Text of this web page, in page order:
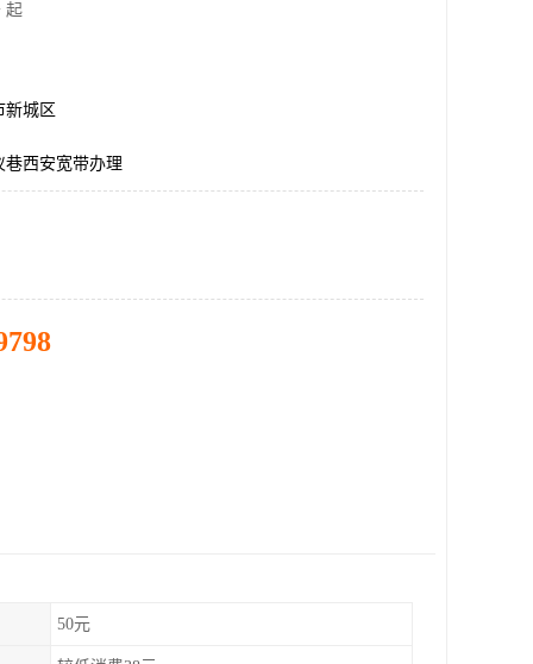
起
新城区
巷西安宽带办理
50元